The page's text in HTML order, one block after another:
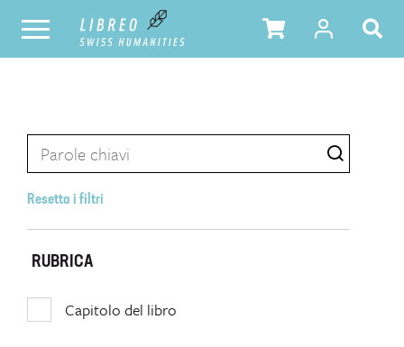
Resetta i filtri
RUBRICA
Capitolo del libro